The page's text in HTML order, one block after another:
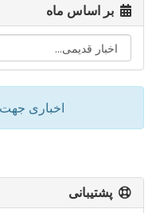
بر اساس ماه
اخباری
پشتیبانی